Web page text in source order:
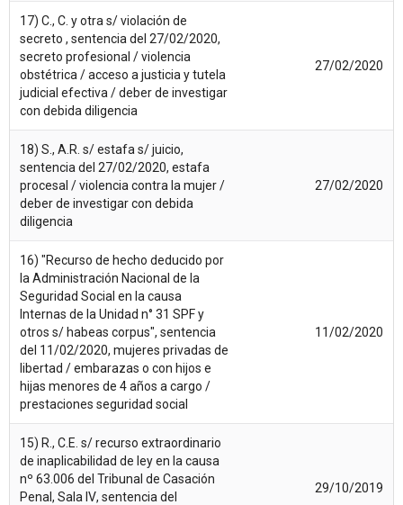
17) C., C. y otra s/ violación de
secreto , sentencia del 27/02/2020,
secreto profesional / violencia
obstétrica / acceso a justicia y tutela
judicial efectiva / deber de investigar
con debida diligencia
27/02/2020
18) S., A.R. s/ estafa s/ juicio,
sentencia del 27/02/2020, estafa
procesal / violencia contra la mujer /
deber de investigar con debida
diligencia
27/02/2020
16) "Recurso de hecho deducido por
la Administración Nacional de la
Seguridad Social en la causa
Internas de la Unidad n° 31 SPF y
otros s/ habeas corpus", sentencia
del 11/02/2020, mujeres privadas de
libertad / embarazas o con hijos e
hijas menores de 4 años a cargo /
prestaciones seguridad social
11/02/2020
15) R., C.E. s/ recurso extraordinario
de inaplicabilidad de ley en la causa
nº 63.006 del Tribunal de Casación
Penal, Sala IV, sentencia del
29/10/2019